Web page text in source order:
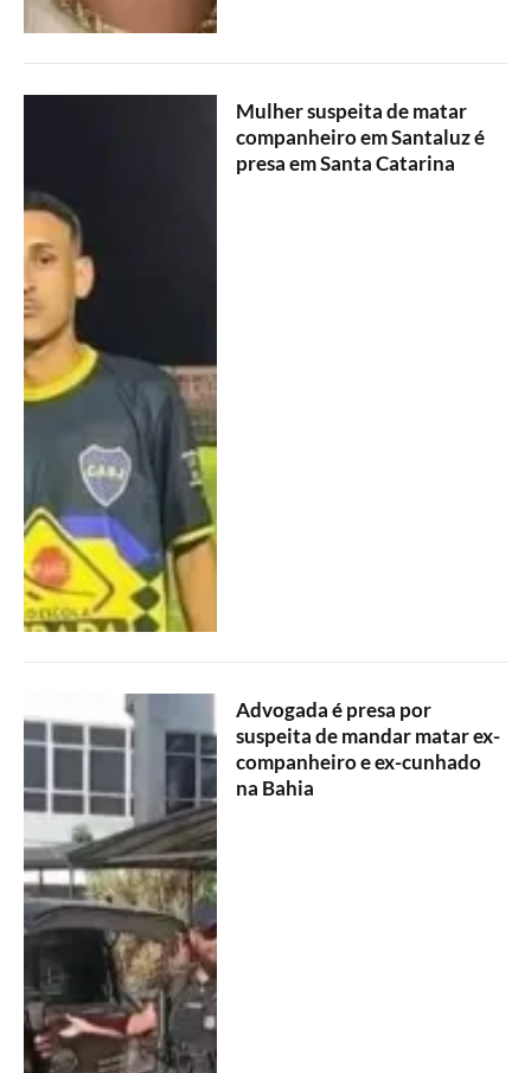
Mulher suspeita de matar
companheiro em Santaluz é
presa em Santa Catarina
Advogada é presa por
suspeita de mandar matar ex-
companheiro e ex-cunhado
na Bahia